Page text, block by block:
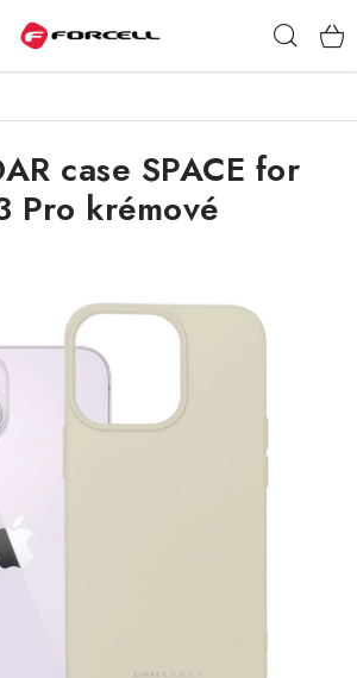
case SPACE for
Pro krémové